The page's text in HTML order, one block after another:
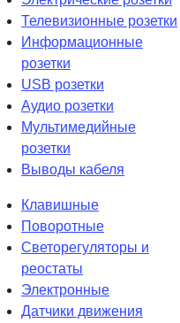
Телевизионные розетки
Информационные
розетки
USB розетки
Аудио розетки
Мультимедийные
розетки
Выводы кабеля
Клавишные
Поворотные
Светорегуляторы и
реостаты
Электронные
Датчики движения